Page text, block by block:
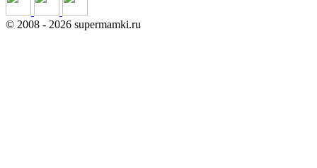
© 2008 - 2026 supermamki.ru